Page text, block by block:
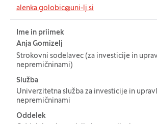
alenka.golobic@uni-lj.si
Ime in priimek
Anja Gomizelj
Strokovni sodelavec (za investicije in
nepremičninami)
Služba
Univerzitetna služba za investicije in
nepremičninami
Oddelek